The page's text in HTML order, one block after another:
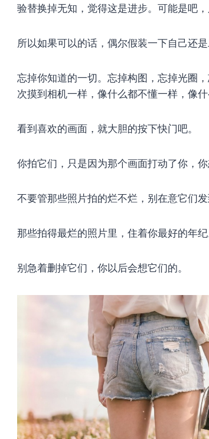
验替换掉无知，觉得这是进步。可能是吧
所以如果可以的话，偶尔假装一下自己还是
忘掉你知道的一切。忘掉构图，忘掉光圈
次摸到相机一样，像什么都不懂一样，像什
看到喜欢的画面，就大胆的按下快门吧。
你拍它们，只是因为那个画面打动了你，你
不要管那些照片拍的烂不烂，别在意它们发
那些拍得最烂的照片里，住着你最好的年纪
别急着删掉它们，你以后会想它们的。